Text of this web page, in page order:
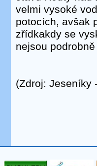
velmi vysoké
potocích, avšak
zřídkakdy se
nejsou
(Zdroj: Jeseníky